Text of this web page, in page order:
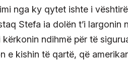
nga ky qytet ishte i
Stefa ia dolën t’i largonin
ndihmë për të
e kishin të qartë, që